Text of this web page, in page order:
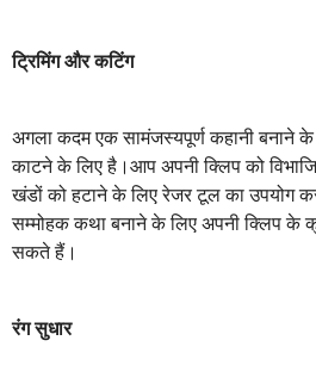
ट्रिमिंग और कटिंग
अगला कदम एक सामंजस्यपूर्ण कहानी बनाने
काटने के लिए है।आप अपनी क्लिप को
खंडों को हटाने के लिए रेजर टूल का
सम्मोहक कथा बनाने के लिए अपनी क्लिप के
सकते हैं।
रंग सुधार